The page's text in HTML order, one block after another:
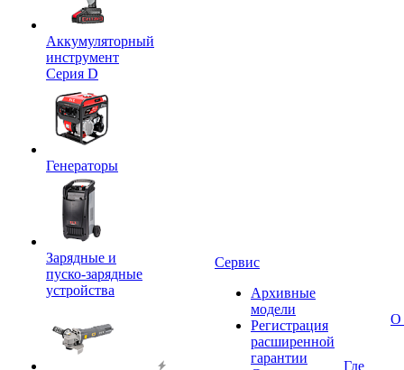
Аккумуляторный
инструмент
Серия D
Генераторы
Зарядные и
пуско-зарядные
устройства
Сервис
Архивные
модели
Регистрация
расширенной
гарантии
Где
О